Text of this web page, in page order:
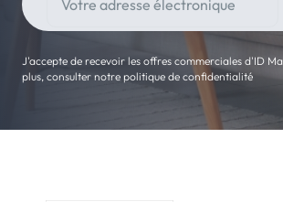
J'accepte de recevoir les offres commerciales d'ID
plus, consulter notre politique de confidentialité